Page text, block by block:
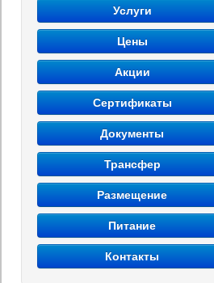
Услуги
Цены
Акции
Сертификаты
Документы
Трансфер
Размещение
Питание
Контакты